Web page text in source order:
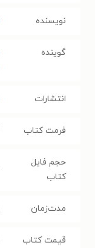
نویسنده
گوینده
انتشارات
فرمت کتاب
حجم فایل
کتاب
مدت‌زمان
قیمت کتاب